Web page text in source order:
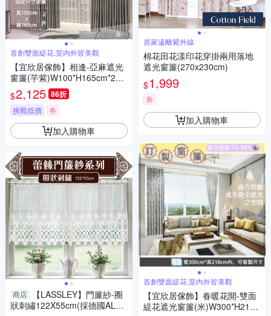
首創雙面緹花,室內外皆美觀
【宜欣居傢飾】相逢-亞麻遮光
窗簾(芋紫)W100*H165cm*2片/
遮光/摺景/半腰/窗簾/台灣製MI
T
$2,125 86折
挑戰低價 券
加入購物車
商店
【LASSLEY】門簾紗-圈
狀刺繡122X55cm(採德國ALBA
居家遠離紫外線
棉花田花漾印花穿掛兩用落地
遮光窗簾(270x230cm)
$1,999
券
加入購物車
首創雙面緹花,室內外皆美觀
【宜欣居傢飾】春暖花開-雙面
緹花遮光窗簾(米)W300*H210c